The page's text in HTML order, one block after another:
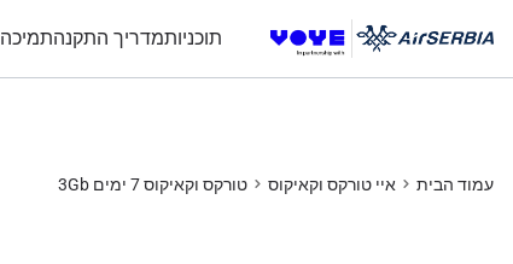
תוכניותמדריך התקנהתמיכה
עמוד הבית איי טורקס וקאיקוס טורקס וקאיקוס 7 ימים 3Gb